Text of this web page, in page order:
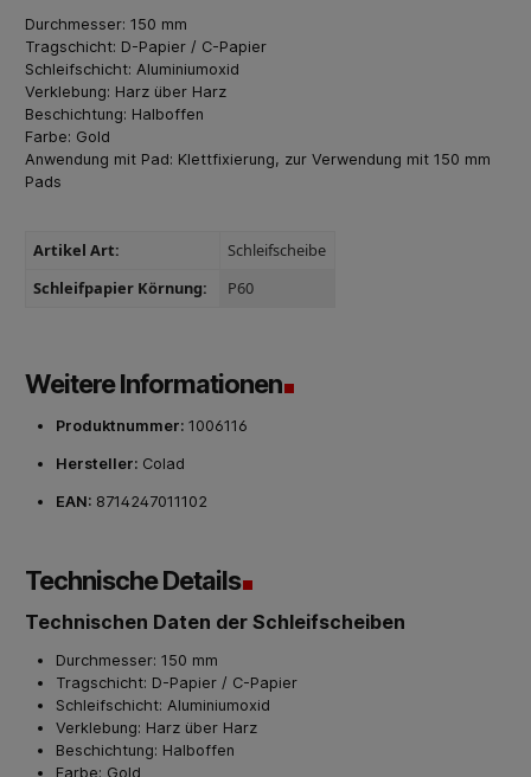
Durchmesser: 150 mm
Tragschicht: D-Papier / C-Papier
Schleifschicht: Aluminiumoxid
Verklebung: Harz über Harz
Beschichtung: Halboffen
Farbe: Gold
Anwendung mit Pad: Klettfixierung, zur Verwendung mit 150 mm
Pads
Artikel Art:
Schleifscheibe
Schleifpapier Körnung:
P60
Weitere Informationen
Produktnummer: 1006116
Hersteller: Colad
EAN: 8714247011102
Technische Details
Technischen Daten der Schleifscheiben
Durchmesser: 150 mm
Tragschicht: D-Papier / C-Papier
Schleifschicht: Aluminiumoxid
Verklebung: Harz über Harz
Beschichtung: Halboffen
Farbe: Gold